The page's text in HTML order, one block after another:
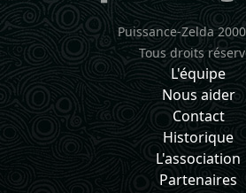
Puissance-Zelda
Tous droits
L'équipe
Nous aider
Contact
Historique
L'association
Partenaires